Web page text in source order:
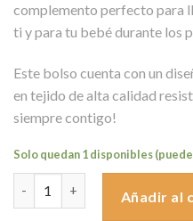
era:
79,00€.
es:
complemento perfecto para
ti y para tu bebé durante los
Este bolso cuenta con un
en tejido de alta calidad
siempre contigo!
Solo quedan 1 disponibles
Añadir al